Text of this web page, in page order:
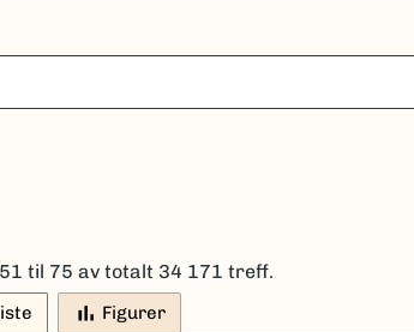
til 75 av totalt 34 171 treff.
bar_chart Figurer